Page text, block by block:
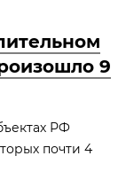
9
РФ
почти 4